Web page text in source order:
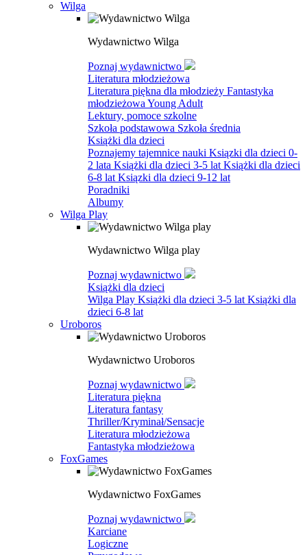
Wilga
Wydawnictwo Wilga
Poznaj wydawnictwo
Literatura młodzieżowa
Literatura piękna dla młodzieży Fantastyka
młodzieżowa Young Adult
Lektury, pomoce szkolne
Szkoła podstawowa Szkoła średnia
Książki dla dzieci
Poznajemy tajemnice nauki Ksiązki dla dzieci 0-
2 lata Książki dla dzieci 3-5 lat Książki dla dzieci
6-8 lat Ksiązki dla dzieci 9-12 lat
Poradniki
Albumy
Wilga Play
Wydawnictwo Wilga play
Poznaj wydawnictwo
Książki dla dzieci
Wilga Play Książki dla dzieci 3-5 lat Książki dla
dzieci 6-8 lat
Uroboros
Wydawnictwo Uroboros
Poznaj wydawnictwo
Literatura piękna
Literatura fantasy
Thriller/Kryminał/Sensacje
Literatura młodzieżowa
Fantastyka młodzieżowa
FoxGames
Wydawnictwo FoxGames
Poznaj wydawnictwo
Karciane
Logiczne